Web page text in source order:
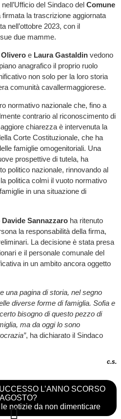
del Sindaco del Comune
firmata la trascrizione aggiornata
nell’ottobre 2023, con il
due mamme.
e Laura Gastaldinvedono
anagrafico il proprio ruolo
non solo per la loro storia
comunità cavallermaggiorese.
normativo nazionale che, fino a
contrario al riconoscimento di
chiarezza è intervenuta la
Corte Costituzionale, che ha
famiglie omogenitoriali. Una
prospettive di tutela, ha
politico nazionale, rinnovando al
politica colmi il vuoto normativo
in una situazione di
Davide Sannazzaroha ritenuto
la responsabilità della firma,
La decisione è stata presa
e il personale comunale del
in un ambito ancora oggetto
una pagina di storia, nel segno
diverse forme di famiglia. Sofia e
bisogno di questo pezzo di
ma da oggi lo sono
, ha dichiarato il Sindaco
c.s.
L’ANNO SCORSO
notizie da non dimenticare